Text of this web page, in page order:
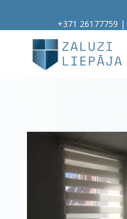
+371 26177759 |